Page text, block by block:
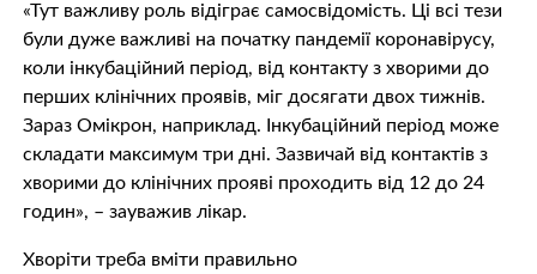
«Тут важливу роль відіграє самосвідомість. Ці всі тези
були дуже важливі на початку пандемії коронавірусу,
коли інкубаційний період, від контакту з хворими до
перших клінічних проявів, міг досягати двох тижнів.
Зараз Омікрон, наприклад. Інкубаційний період може
складати максимум три дні. Зазвичай від контактів з
хворими до клінічних прояві проходить від 12 до 24
годин», – зауважив лікар.
Хворіти треба вміти правильно